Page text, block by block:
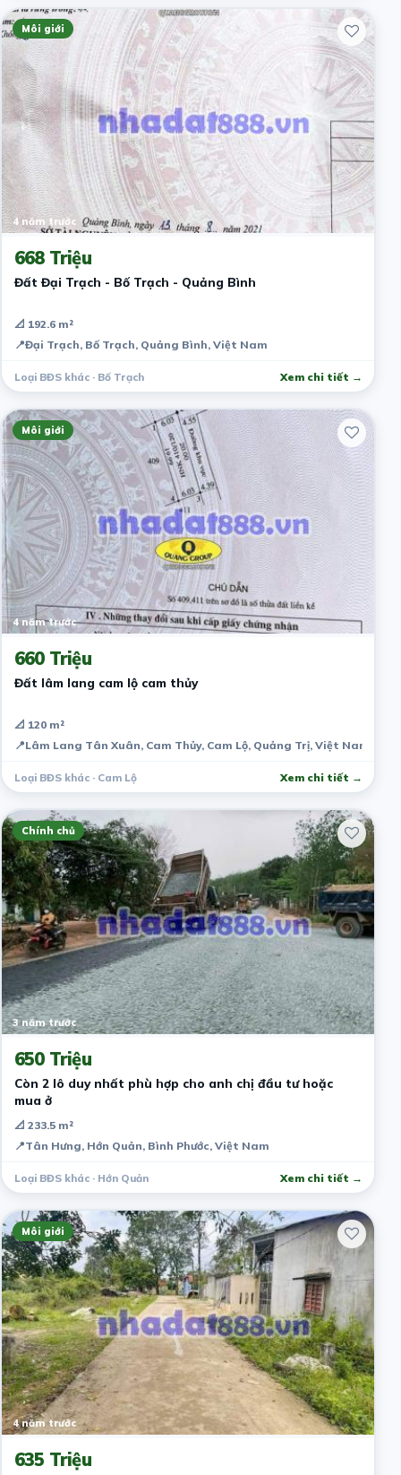
Môi giới
4 năm trước
668 Triệu
Đất Đại Trạch - Bố Trạch - Quảng Bình
📐 192.6 m²
📍Đại Trạch, Bố Trạch, Quảng Bình, Việt Nam
Loại BĐS khác · Bố Trạch Xem chi tiết →
Môi giới
4 năm trước
660 Triệu
Đất lâm lang cam lộ cam thủy
📐 120 m²
📍Lâm Lang Tân Xuân, Cam Thủy, Cam Lộ, Quảng Trị, Việt Nam
Loại BĐS khác · Cam Lộ Xem chi tiết →
Chính chủ
3 năm trước
650 Triệu
Còn 2 lô duy nhất phù hợp cho anh chị đầu tư hoặc
mua ở
📐 233.5 m²
📍Tân Hưng, Hớn Quản, Bình Phước, Việt Nam
Loại BĐS khác · Hớn Quản Xem chi tiết →
Môi giới
4 năm trước
635 Triệu